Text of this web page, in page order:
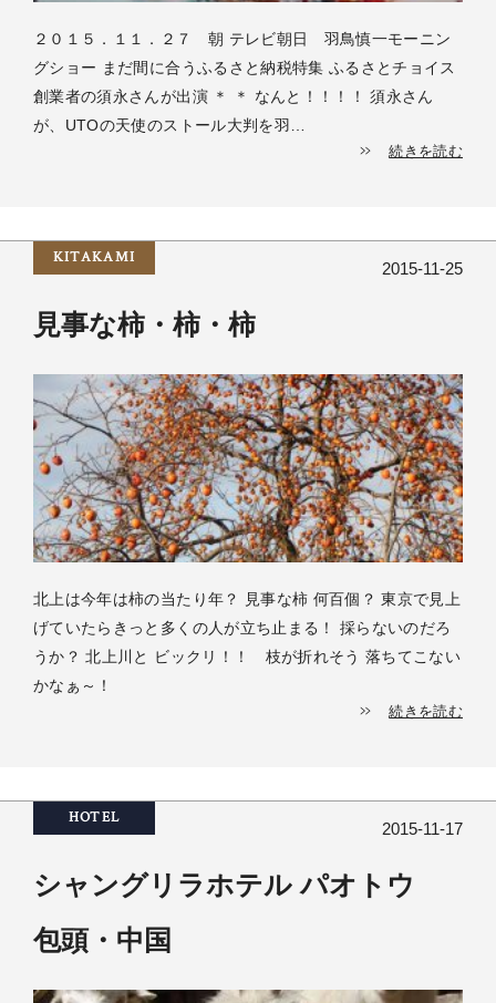
２０１５．１１．２７ 朝 テレビ朝日 羽鳥慎一モーニン
グショー まだ間に合うふるさと納税特集 ふるさとチョイス
創業者の須永さんが出演 ＊ ＊ なんと！！！！ 須永さん
が、UTOの天使のストール大判を羽…
続きを読む
KITAKAMI
2015-11-25
見事な柿・柿・柿
北上は今年は柿の当たり年？ 見事な柿 何百個？ 東京で見上
げていたらきっと多くの人が立ち止まる！ 採らないのだろ
うか？ 北上川と ビックリ！！ 枝が折れそう 落ちてこない
かなぁ～！
続きを読む
HOTEL
2015-11-17
シャングリラホテル パオトウ
包頭・中国